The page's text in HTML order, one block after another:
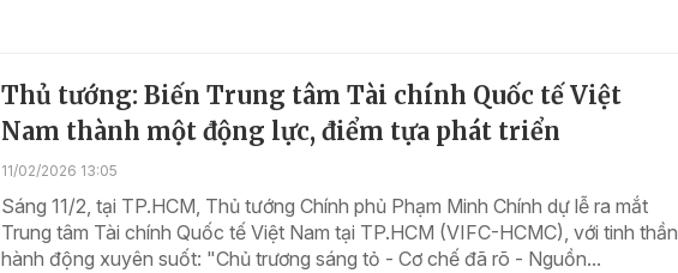
Thủ tướng: Biến Trung tâm Tài chính Quốc tế Việt
Nam thành một động lực, điểm tựa phát triển
11/02/2026 13:05
Sáng 11/2, tại TP.HCM, Thủ tướng Chính phủ Phạm Minh Chính dự lễ ra mắt
Trung tâm Tài chính Quốc tế Việt Nam tại TP.HCM (VIFC-HCMC), với tinh thần
hành động xuyên suốt: "Chủ trương sáng tỏ - Cơ chế đã rõ - Nguồn...